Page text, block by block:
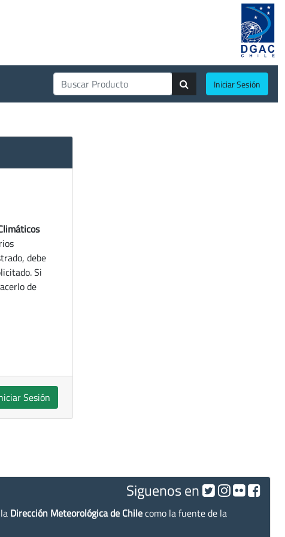
Iniciar Sesión
debe
Si
de
Sesión
Siguenos en
Dirección Meteorológica de Chilecomo la fuente de la